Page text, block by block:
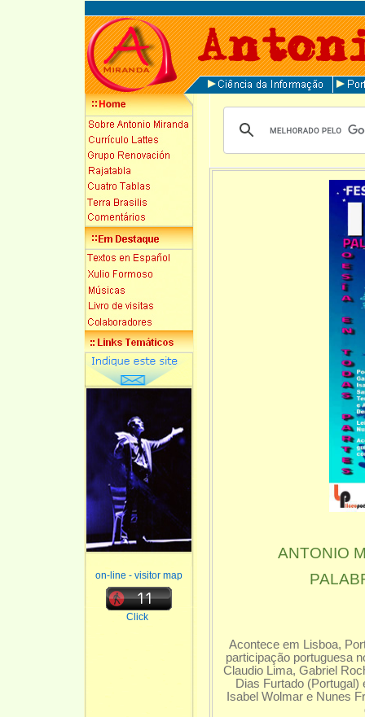
on-line - visitor map
Click
ANTONIO
Acontece em Lisboa,
participação portuguesa
Claudio Lima, Gabriel
Dias Furtado
Isabel Wolmar e Nunes